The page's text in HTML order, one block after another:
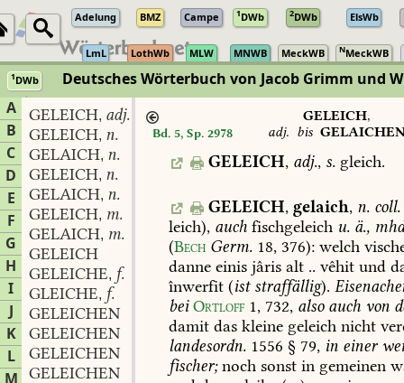
Adelung BMZ Campe 1DWb 2DWb ElsWb
LmL LothWb MLW MNWB MeckWB NMeckWB
1DWb Deutsches Wörterbuch von Jacob Grimm und
A
B
C
D
E
F
G
H
I
J
K
L
GELEICH, adj.
GELEICH, n.
GELAICH, n.
GELEICH, n.
GELAICH, n.
GELEICH, m.
GELAICH, m.
GELEICH
GELEICHE, f.
GLEICHE, f.
GELEICHEN
GELEICHEN
GELEICHEN
GELEICHEN
Bd. 5, Sp. 2978
GELEICH,
adj. bis
GELEICH, adj., s.gleich.
GELEICH, gelaich, n. coll.
leich), auch fischgeleich u. ä.,
(Bech Germ. 18, 376): welch
danne einis jâris alt .. vêhit und
înwerfit (iststraffällig).
bei Ortloff 1, 732, alsoauch von
damit das kleine geleich nicht
landesordn. 1556 § 79, in einer
fischer;noch sonst in gemeinen